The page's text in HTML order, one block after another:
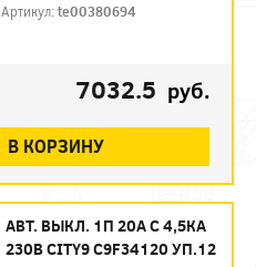
Артикул:te00380694
7032.5 руб.
В КОРЗИНУ
АВТ. ВЫКЛ. 1П 20А С 4,5КА
230В CITY9 C9F34120 УП.12